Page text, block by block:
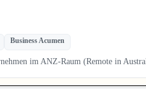
Business Acumen
im ANZ-Raum (Remote in